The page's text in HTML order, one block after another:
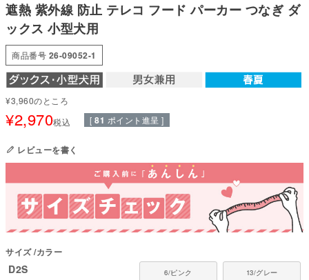
大きめに設計したフードで、頭まわりを覆いやすい仕様。
帽子が苦手な子にも取り入れやすい、フードタイプのつなぎです。
前袖なしで着せやすく、後ろ脚までカバーする設計で、
お出かけやカート移動時にも使いやすい一着に仕上げました。
■ 本製品の特徴
【大きめフードで頭部カバー】
頭まわりを覆いやすいサイズ感で、直射日光や紫外線対策として取り入れや
【前袖なし×後ろ脚あり設計】
前足は自由に動かしやすく、後ろ脚までしっかりカバー。
着せやすさとカバー範囲を両立。
【カート・お出かけシーンに対応】
座っている時間が長いシーンでも使いやすく、日よけ対策として活躍。
■ 素材・機能について
遮熱機能を備えた、夏向けの機能素材。
遮熱 紫外線 防止 テレコ フード パーカー つなぎ ダ
ックス 小型犬用
商品番号 26-09052-1
¥3,960のところ
¥2,970税込 [ 81 ポイント進呈 ]
レビューを書く
サイズ カラー
D2S 6/ピンク 13/グレー